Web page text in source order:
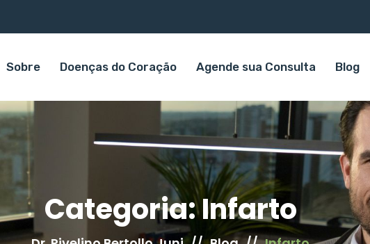
Sobre Doenças do Coração Agende sua Consulta Blog
Categoria:Infarto